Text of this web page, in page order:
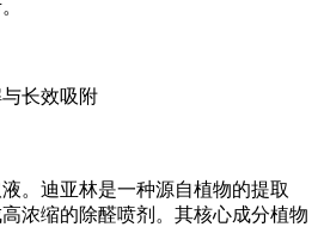
长效吸附
。迪亚林是一种源自植物的提取
浓缩的除醛喷剂。其核心成分植物